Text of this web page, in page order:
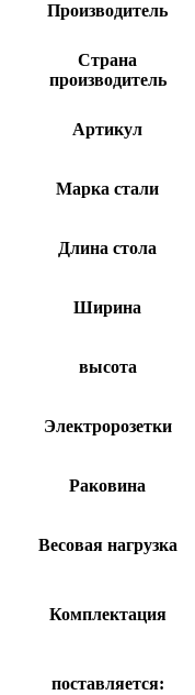
Производитель
Страна
производитель
Артикул
Марка стали
Длина стола
Ширина
высота
Электророзетки
Раковина
Весовая нагрузка
Комплектация
поставляется: